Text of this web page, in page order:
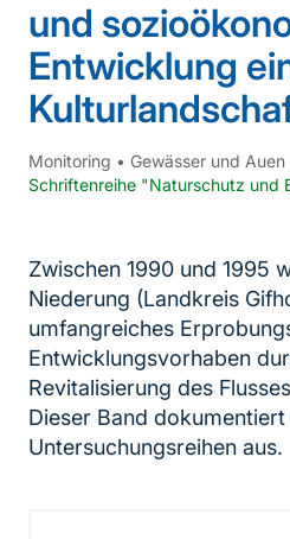
und
Entwicklung
Monitoring • Gewässer und Auen
Schriftenreihe "Naturschutz und
Zwischen 1990 und 1995
Niederung (Landkreis
umfangreiches
Entwicklungsvorhaben
Revitalisierung des
Dieser Band
Untersuchungsreihen aus.